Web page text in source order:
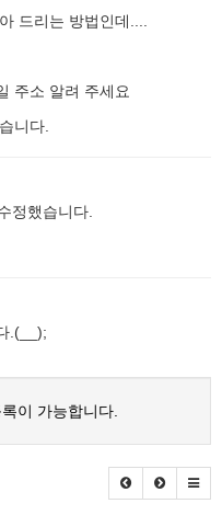
드리는 방법인데....
주소 알려 주세요
니다.
정했습니다.
.(__);
이 가능합니다.